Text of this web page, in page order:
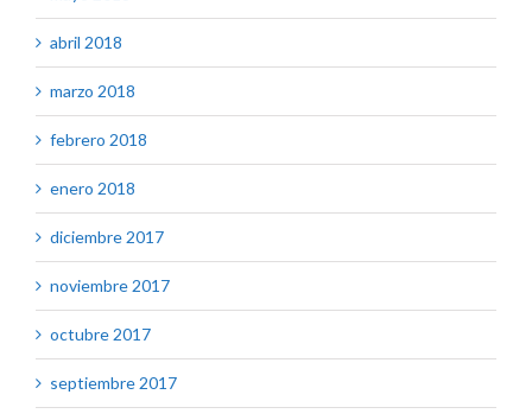
abril 2018
marzo 2018
febrero 2018
enero 2018
diciembre 2017
noviembre 2017
octubre 2017
septiembre 2017